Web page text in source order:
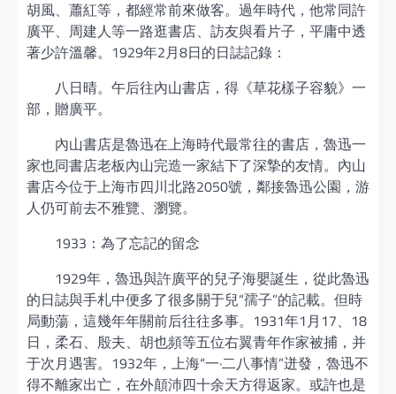
胡風、蕭紅等，都經常前來做客。過年時代，他常同許
廣平、周建人等一路逛書店、訪友與看片子，平庸中透
著少許溫馨。1929年2月8日的日誌記錄：
八日晴。午后往內山書店，得《草花樣子容貌》一
部，贈廣平。
內山書店是魯迅在上海時代最常往的書店，魯迅一
家也同書店老板內山完造一家結下了深摯的友情。內山
書店今位于上海市四川北路2050號，鄰接魯迅公園，游
人仍可前去不雅覽、瀏覽。
1933：為了忘記的留念
1929年，魯迅與許廣平的兒子海嬰誕生，從此魯迅
的日誌與手札中便多了很多關于兒“孺子”的記載。但時
局動蕩，這幾年年關前后往往多事。1931年1月17、18
日，柔石、殷夫、胡也頻等五位右翼青年作家被捕，并
于次月遇害。1932年，上海“一·二八事情”迸發，魯迅不
得不離家出亡，在外顛沛四十余天方得返家。或許也是